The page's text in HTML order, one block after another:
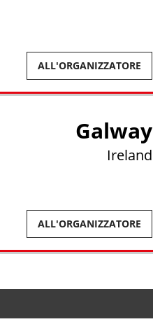
ALL'ORGANIZZATORE
Galway
Ireland
ALL'ORGANIZZATORE